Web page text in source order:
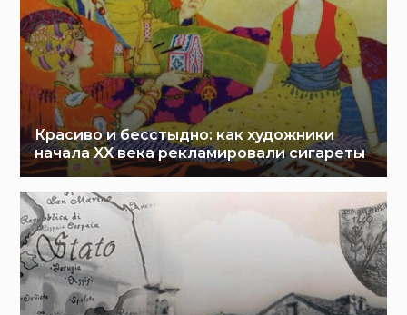
Красиво и бесстыдно: как художники
начала XX века рекламировали сигареты